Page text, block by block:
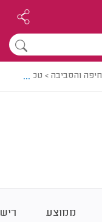
חיפה והסביבה > טכנאי
...
ממוצע